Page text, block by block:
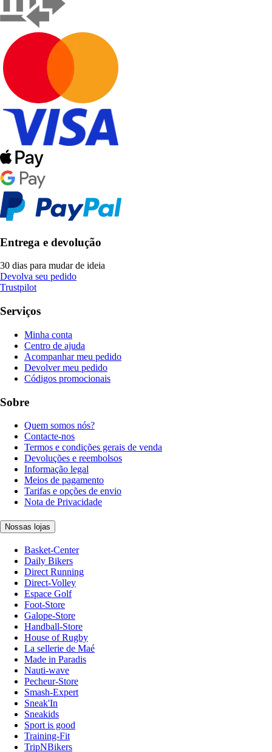
Entrega e devolução
30 dias para mudar de ideia
Devolva seu pedido
Trustpilot
Serviços
Minha conta
Centro de ajuda
Acompanhar meu pedido
Devolver meu pedido
Códigos promocionais
Sobre
Quem somos nós?
Contacte-nos
Termos e condições gerais de venda
Devoluções e reembolsos
Informação legal
Meios de pagamento
Tarifas e opções de envio
Nota de Privacidade
Nossas lojas
Basket-Center
Daily Bikers
Direct Running
Direct-Volley
Espace Golf
Foot-Store
Galope-Store
Handball-Store
House of Rugby
La sellerie de Maé
Made in Paradis
Nauti-wave
Pecheur-Store
Smash-Expert
Sneak'In
Sneakids
Sport is good
Training-Fit
TripNBikers